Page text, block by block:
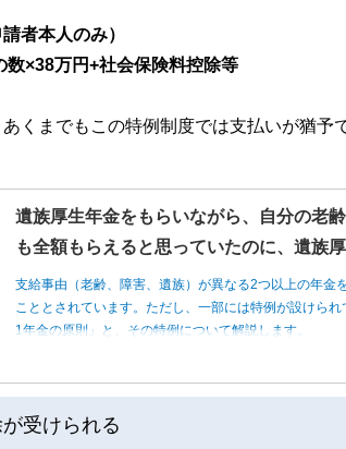
者本人のみ）
数×38万円+社会保険料控除等
くまでもこの特例制度では支払いが猶予
遺族厚生年金をもらいながら、自分の老
も全額もらえると思っていたのに、遺族
支給事由（老齢、障害、遺族）が異なる2つ以上の年金
こととされています。ただし、一部には特例が設けら
1年金の原則」と、その特例について解説します。
受けられる